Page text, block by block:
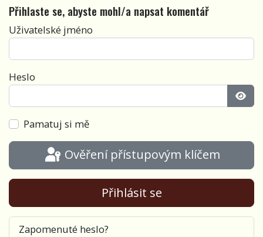
Přihlaste se, abyste mohl/a napsat komentář
Uživatelské jméno
Heslo
Pamatuj si mě
Ověření přístupovým klíčem
Přihlásit se
Zapomenuté heslo?